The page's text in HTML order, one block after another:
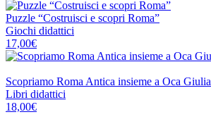
Puzzle “Costruisci e scopri Roma”
Giochi didattici
17,00€
Scopriamo Roma Antica insieme a Oca Giulia
Libri didattici
18,00€